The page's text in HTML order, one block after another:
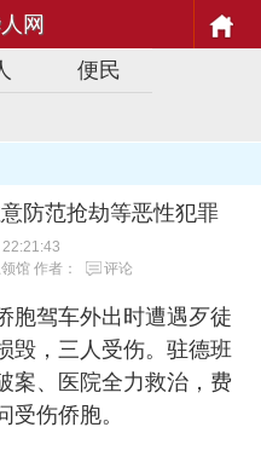
网
便民
防范抢劫等恶性犯罪
馆 作者： 评论
胞驾车外出时遭遇歹徒
毁，三人受伤。驻德班
案、医院全力救治，费
伤侨胞。